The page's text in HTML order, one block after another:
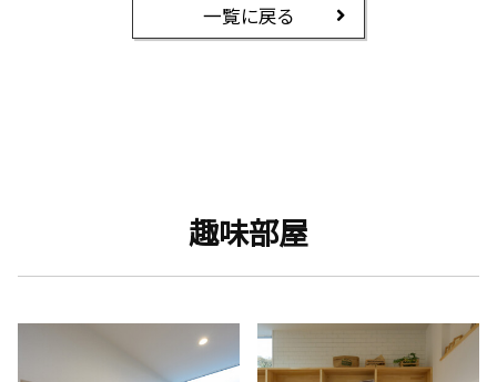
一覧に戻る
趣味部屋